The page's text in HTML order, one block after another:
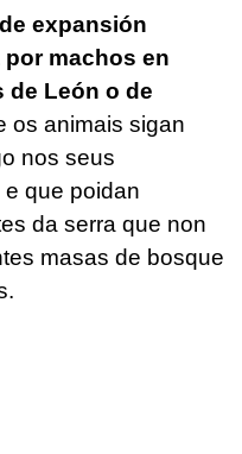
expansión
machos en
de León o de
os animais sigan
nos seus
que poidan
da serra que non
masas de bosque